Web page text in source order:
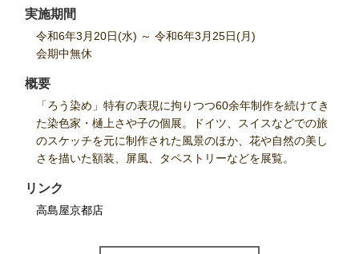
実施期間
令和6年3月20日(水) ～ 令和6年3月25日(月)
会期中無休
概要
「ろう染め」特有の表現に拘りつつ60余年制作を続けてき
た染色家・樋上さや子の個展。ドイツ、スイスなどでの旅
のスケッチを元に制作された風景のほか、花や自然の美し
さを描いた額装、屏風、タペストリーなどを展覧。
リンク
高島屋京都店